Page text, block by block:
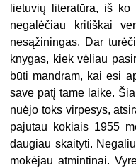
lietuvių literatūra, iš
negalėčiau kritiškai
nesąžinin­gas. Dar
knygas, kiek vėliau
būti mandram, kai esi
save patį tame laike.
nuėjo toks virpesys,
pajutau kokiais 1955
daugiau skaityti.
mokėjau atmintinai.